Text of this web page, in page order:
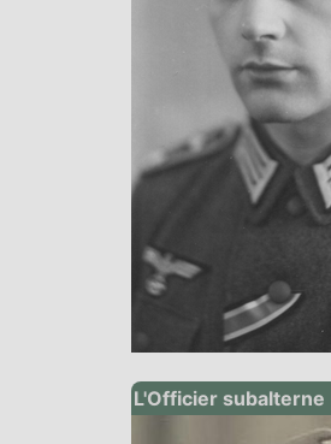
L'Officier subalterne